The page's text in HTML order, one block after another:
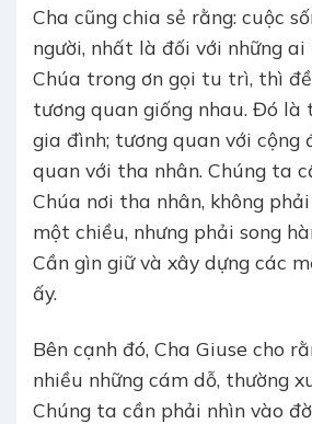
Cha cũng chia sẻ rằng: cuộc
người, nhất là đối với những
Chúa trong ơn gọi tu trì, thì
tương quan giống nhau. Đó là
gia đình; tương quan với cộng
quan với tha nhân. Chúng ta
Chúa nơi tha nhân, không
một chiều, nhưng phải song
Cần gìn giữ và xây dựng các
ấy.
Bên cạnh đó, Cha Giuse cho
nhiều những cám dỗ, thường
Chúng ta cần phải nhìn vào